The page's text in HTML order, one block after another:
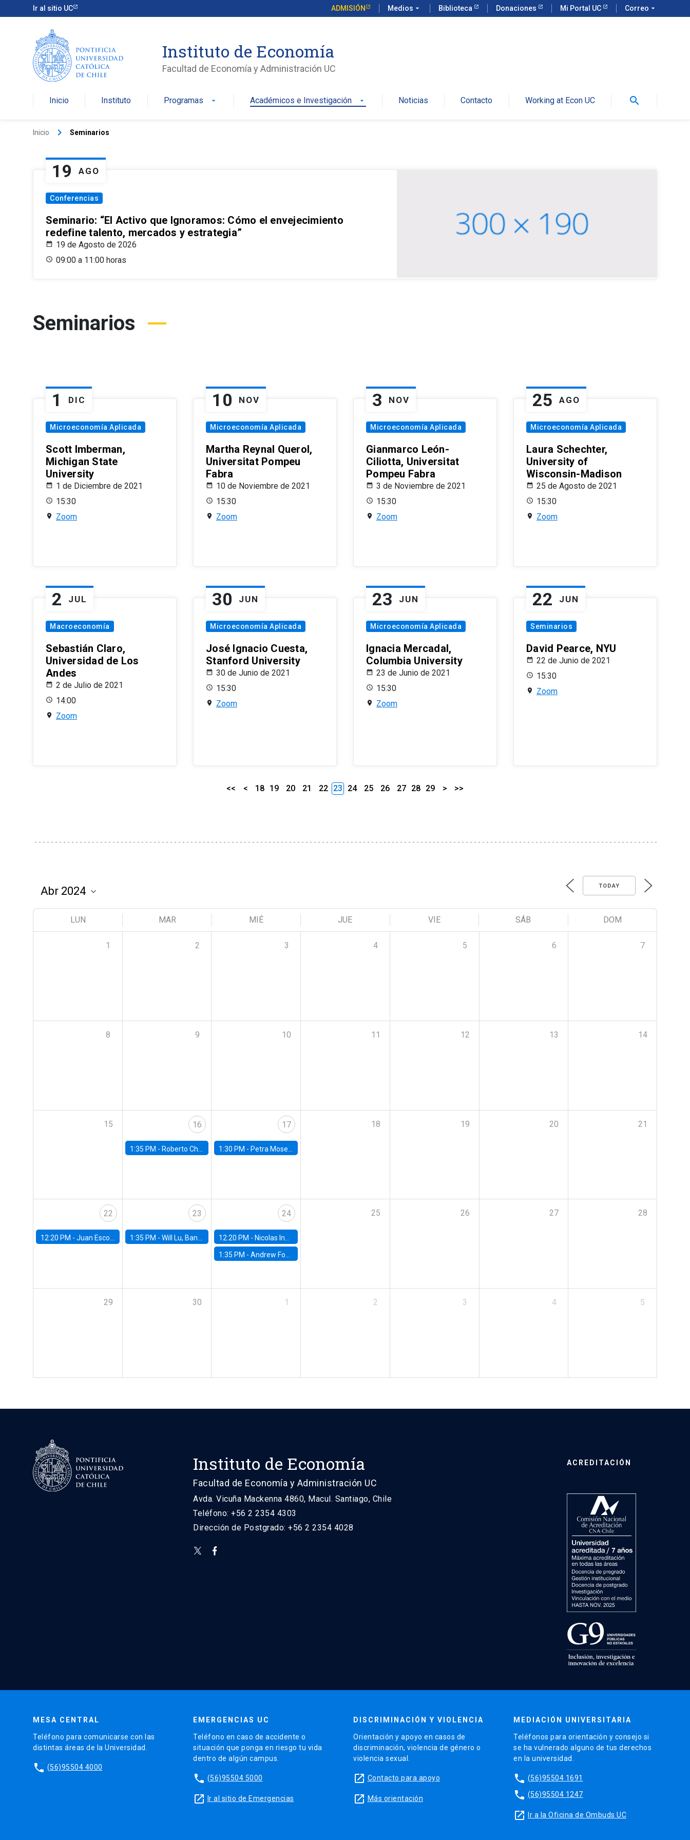
Ir al sitio UC ADMISIÓN Medios arrow_drop_down Biblioteca Donaciones Mi Portal UC Correo arrow_drop_down
Instituto de Economía
Facultad de Economía y Administración UC
Inicio Instituto Programas arrow_drop_down Académicos e Investigación arrow_drop_down Noticias Contacto Working at Econ UC search
Inicio keyboard_arrow_right Seminarios
19 AGO
Conferencias
Seminario: “El Activo que Ignoramos: Cómo el envejecimiento
redefine talento, mercados y estrategia”
19 de Agosto de 2026
09:00 a 11:00 horas
Seminarios
1 DIC
Microeconomía Aplicada
Scott Imberman,
Michigan State
University
1 de Diciembre de 2021
15:30
Zoom
10 NOV
Microeconomía Aplicada
Martha Reynal Querol,
Universitat Pompeu
Fabra
10 de Noviembre de 2021
15:30
Zoom
3 NOV
Microeconomía Aplicada
Gianmarco León-
Ciliotta, Universitat
Pompeu Fabra
3 de Noviembre de 2021
15:30
Zoom
25 AGO
Microeconomía Aplicada
Laura Schechter,
University of
Wisconsin-Madison
25 de Agosto de 2021
15:30
Zoom
2 JUL
Macroeconomía
Sebastián Claro,
Universidad de Los
Andes
2 de Julio de 2021
14:00
Zoom
30 JUN
Microeconomía Aplicada
José Ignacio Cuesta,
Stanford University
30 de Junio de 2021
15:30
Zoom
23 JUN
Microeconomía Aplicada
Ignacia Mercadal,
Columbia University
23 de Junio de 2021
15:30
Zoom
22 JUN
Seminarios
David Pearce, NYU
22 de Junio de 2021
15:30
Zoom
<< < 18 19 20 21 22 23 24 25 26 27 28 29 > >>
TODAY
LUN MAR MIÉ JUE VIE SÁB DOM
1 2 3 4 5 6 7
8 9 10 11 12 13 14
15 16
1:35 PM - Roberto Chang, Rutgers University
17
1:30 PM - Petra Moser, NYU Stern
18 19 20 21
22
12:20 PM - Juan Escobar, Universidad de Chile
23
1:35 PM - Will Lu, Banco Central de Chile
24
12:20 PM - Nicolas Inostroza, Rotman School of Management, University of Toronto
1:35 PM -Andrew Foster, Brown University
25 26 27 28
29 30 1 2 3 4 5
Instituto de Economía
Facultad de Economía y Administración UC
Avda. Vicuña Mackenna 4860, Macul. Santiago, Chile
Teléfono: +56 2 2354 4303
Dirección de Postgrado: +56 2 2354 4028
ACREDITACIÓN
MESA CENTRAL
Teléfono para comunicarse con las
distintas áreas de la Universidad.
phone (56)95504 4000
EMERGENCIAS UC
Teléfono en caso de accidente o
situación que ponga en riesgo tu vida
dentro de algún campus.
phone (56)95504 5000
launch Ir al sitio de Emergencias
DISCRIMINACIÓN Y VIOLENCIA
Orientación y apoyo en casos de
discriminación, violencia de género o
violencia sexual.
launch Contacto para apoyo
launch Más orientación
MEDIACIÓN UNIVERSITARIA
Teléfonos para orientación y consejo si
se ha vulnerado alguno de tus derechos
en la universidad.
phone (56)95504 1691
phone (56)95504 1247
launch Ir a la Oficina de Ombuds UC